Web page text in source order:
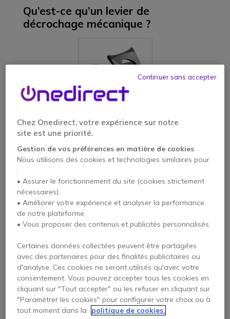
Qu’est-ce qu’un levier de
décrochage mécanique ?
De la même manière que le décroché
électronique, le
décroché mécanique
La seule différence est qu’il est doté d’un
levier qui exerce une action mécanique
sur le combiné.
Tous les décrochés mécaniques ne sont
pas compatibles avec tous les casques
et avec tous les téléphones :
Décrochés mécaniques
La marque de votre casqueDécroché mécanique
Plantronics
Plantronics HL10
Jabra GN1000
Chez Onedirect, votre expérience sur notre
site est une priorité.
Gestion de vos préférences en matière de cookies
Nous utilisons des cookies et technologies similaires pour
:
• Assurer le fonctionnement du site (cookies strictement
nécessaires),
• Améliorer votre expérience et analyser la performance
de notre plateforme,
• Vous proposer des contenus et publicités personnalisés.
Certaines données collectées peuvent être partagées
avec des partenaires pour des finalités publicitaires ou
d'analyse. Ces cookies ne seront utilisés qu'avec votre
consentement. Vous pouvez accepter tous les cookies en
cliquant sur "Tout accepter" ou les refuser en cliquant sur
"Paramétrer les cookies" pour configurer votre choix ou à
tout moment dans la
politique de cookies.
Continuer sans accepter